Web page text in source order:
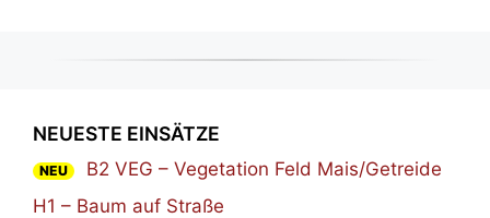
NEUESTE EINSÄTZE
NEU
B2 VEG – Vegetation Feld Mais/Getreide
H1 – Baum auf Straße